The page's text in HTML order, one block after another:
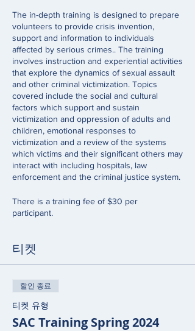
The in-depth training is designed to prepare
volunteers to provide crisis invention,
support and information to individuals
affected by serious crimes.. The training
involves instruction and experiential activities
that explore the dynamics of sexual assault
and other criminal victimization. Topics
covered include the social and cultural
factors which support and sustain
victimization and oppression of adults and
children, emotional responses to
victimization and a review of the systems
which victims and their significant others may
interact with including hospitals, law
enforcement and the criminal justice system.
There is a training fee of $30 per
participant.
티켓
할인 종료
티켓 유형
SAC Training Spring 2024